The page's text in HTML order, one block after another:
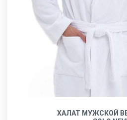
ХАЛАТ МУЖСКОЙ